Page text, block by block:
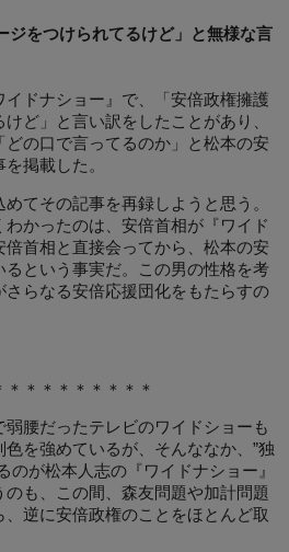
ジをつけられてるけど」と無様な言
ドナショー』で、「安倍政権擁護
ど」と言い訳をしたことがあり、
の口で言ってるのか」と松本の安
掲載した。
てその記事を再録しようと思う。
かったのは、安倍首相が『ワイド
首相と直接会ってから、松本の安
という事実だ。この男の性格を考
さらなる安倍応援団化をもたらすの
＊＊＊＊＊＊＊＊
腰だったテレビのワイドショーも
を強めているが、そんななか、”独
のが松本人志の『ワイドナショー』
のも、この間、森友問題や加計問題
逆に安倍政権のことをほとんど取